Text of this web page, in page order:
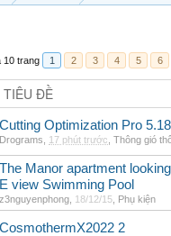
10 trang 1 2 3 4 5 6
TIÊU ĐỀ
Cutting Optimization Pro
Drograms 17 phút trước Thông gió
The Manor apartment
E view Swimming Pool
z3nguyenphong 18/12/15 Phụ kiện
CosmothermX2022 2